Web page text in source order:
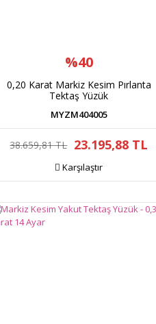
%40
0,20 Karat Markiz Kesim Pırlanta
Tektaş Yüzük
MYZM404005
38.659,81 TL 23.195,88 TL
Karşılaştır